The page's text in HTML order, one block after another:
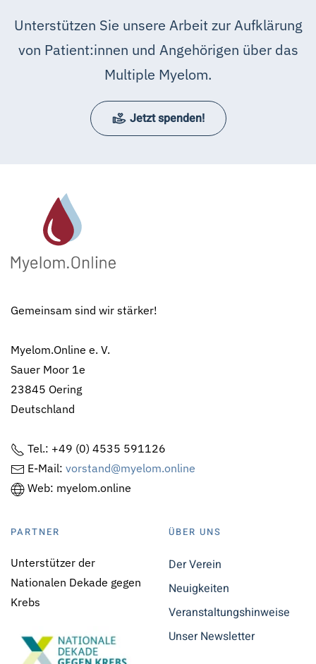
Unterstützen Sie unsere Arbeit zur Aufklärung
von Patient:innen und Angehörigen über das
Multiple Myelom.
Jetzt spenden!
Gemeinsam sind wir stärker!
Myelom.Online e. V.
Sauer Moor 1e
23845 Oering
Deutschland
Tel.: +49 (0) 4535 591126
E-Mail: vorstand@myelom.online
Web: myelom.online
PARTNER
Unterstützer der
Nationalen Dekade gegen
Krebs
ÜBER UNS
Der Verein
Neuigkeiten
Veranstaltungshinweise
Unser Newsletter